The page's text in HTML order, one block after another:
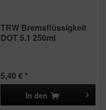
TRW Bremsflüssigkeit
DOT 5.1 250ml
5,40 € *
In den